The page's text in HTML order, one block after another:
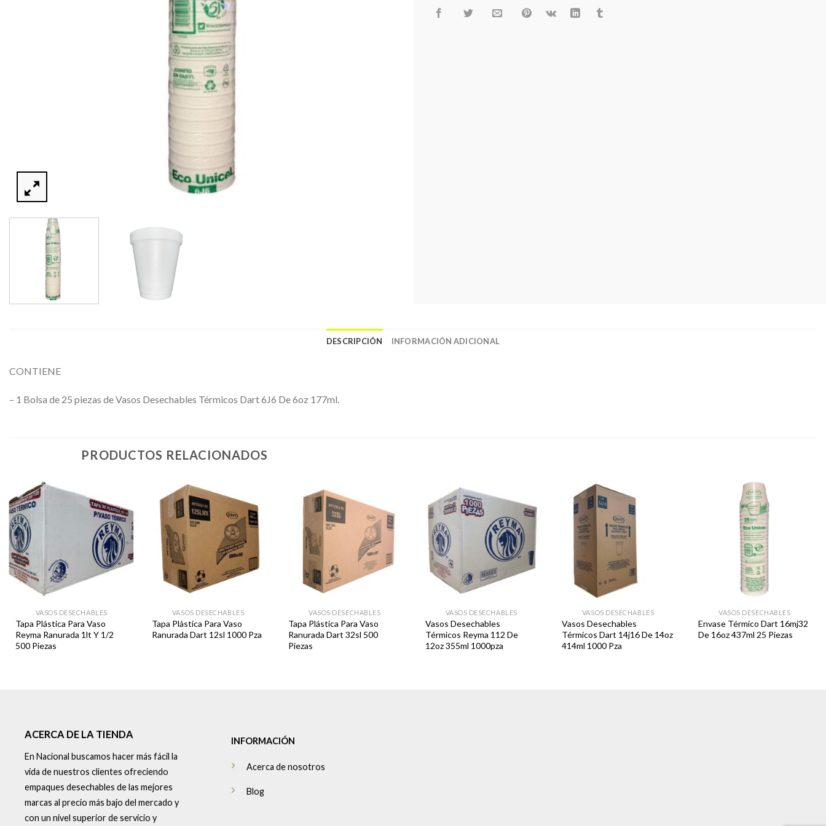
DESCRIPCIÓN INFORMACIÓN ADICIONAL
CONTIENE
– 1 Bolsa de 25 piezas de Vasos Desechables Térmicos Dart 6J6 De 6oz 177ml.
PRODUCTOS RELACIONADOS
Favoritos
VASOS DESECHABLES
Tapa Plástica Para Vaso
Reyma Ranurada 1lt Y 1/2
500 Piezas
Favoritos
VASOS DESECHABLES
Tapa Plástica Para Vaso
Ranurada Dart 12sl 1000 Pza
Favoritos
VASOS DESECHABLES
Tapa Plástica Para Vaso
Ranurada Dart 32sl 500
Piezas
Favoritos
VASOS DESECHABLES
Vasos Desechables
Térmicos Reyma 112 De
12oz 355ml 1000pza
VASOS DESECHABLES
Vasos Desechables
Térmicos Dart 14j16 De 14oz
414ml 1000 Pza
VASOS DESECHABLES
Envase Térmico Dart 16mj32
De 16oz 437ml 25 Piezas
ACERCA DE LA TIENDA
En Nacional buscamos hacer más fácil la
vida de nuestros clientes ofreciendo
empaques desechables de las mejores
marcas al precio más bajo del mercado y
con un nivel superior de servicio y
INFORMACIÓN
Acerca de nosotros
Blog